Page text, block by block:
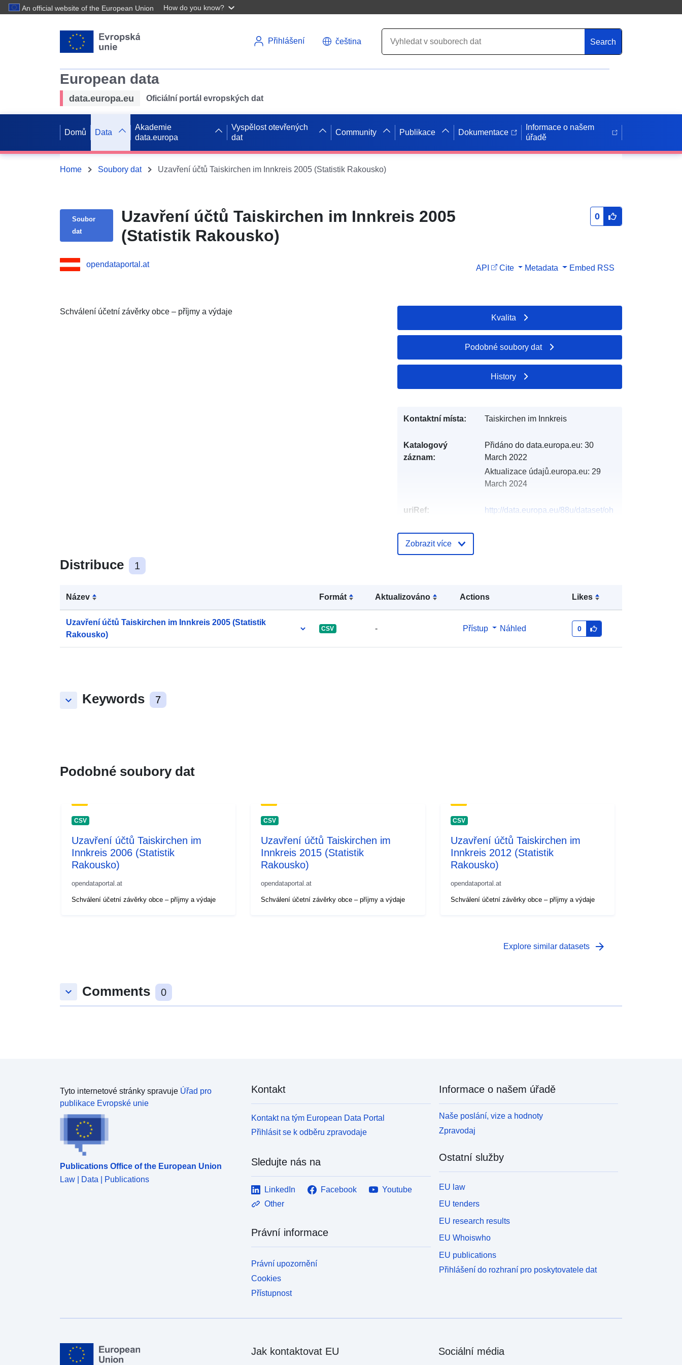
An official website of the European Union How do you know?
Přihlášení čeština Search
European data
data.europa.eu Oficiální portál evropských dat
Domů Data
Akademie
data.europa
Vyspělost otevřených
dat
Community Publikace Dokumentace
Informace o našem
úřadě
Home Soubory dat Uzavření účtů Taiskirchen im Innkreis 2005 (Statistik Rakousko)
Soubor
dat
Uzavření účtů Taiskirchen im Innkreis 2005
(Statistik Rakousko)
0
opendataportal.at API Cite Metadata Embed RSS
Schválení účetní závěrky obce – příjmy a výdaje
Distribuce 1
Název Formát Aktualizováno Actions Likes
Uzavření účtů Taiskirchen im Innkreis 2005 (Statistik
Rakousko)
CSV - Přístup Náhled 0
keyboard_arrow_down Keywords 7
Kvalita
Podobné soubory dat
History
Kontaktní místa: Taiskirchen im Innkreis
Katalogový
záznam:
Přidáno do data.europa.eu: 30
March 2022
Aktualizace údajů.europa.eu: 29
March 2024
uriRef:
http://data.europa.eu/88u/dataset/oh
Zobrazit více
Podobné soubory dat
CSV
Uzavření účtů Taiskirchen im
Innkreis 2006 (Statistik
Rakousko)
opendataportal.at
Schválení účetní závěrky obce – příjmy a výdaje
CSV
Uzavření účtů Taiskirchen im
Innkreis 2015 (Statistik
Rakousko)
opendataportal.at
Schválení účetní závěrky obce – příjmy a výdaje
CSV
Uzavření účtů Taiskirchen im
Innkreis 2012 (Statistik
Rakousko)
opendataportal.at
Schválení účetní závěrky obce – příjmy a výdaje
Explore similar datasets arrow_forward
keyboard_arrow_down Comments 0
Tyto internetové stránky spravuje Úřad pro
publikace Evropské unie
Publications Office of the European Union
Law | Data | Publications
Kontakt
Kontakt na tým European Data Portal
Přihlásit se k odběru zpravodaje
Sledujte nás na
LinkedIn Facebook
Youtube
Other
Právní informace
Právní upozornění
Cookies
Přístupnost
Informace o našem úřadě
Naše poslání, vize a hodnoty
Zpravodaj
Ostatní služby
EU law
EU tenders
EU research results
EU Whoiswho
EU publications
Přihlášení do rozhraní pro poskytovatele dat
Jak kontaktovat EU Sociální média